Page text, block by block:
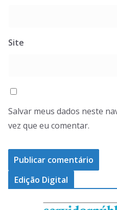
Site
Salvar meus dados neste
vez que eu comentar.
Edição Digital